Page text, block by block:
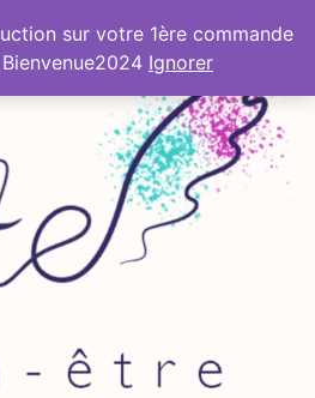
sur votre 1ère commande
Ignorer